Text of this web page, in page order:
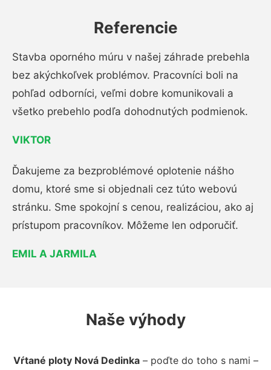
Referencie
Stavba oporného múru v našej záhrade prebehla
bez akýchkoľvek problémov. Pracovníci boli na
pohľad odborníci, veľmi dobre komunikovali a
všetko prebehlo podľa dohodnutých podmienok.
VIKTOR
Ďakujeme za bezproblémové oplotenie nášho
domu, ktoré sme si objednali cez túto webovú
stránku. Sme spokojní s cenou, realizáciou, ako aj
prístupom pracovníkov. Môžeme len odporučiť.
EMIL A JARMILA
Naše výhody
Vŕtané ploty Nová Dedinka– poďte do toho s nami –